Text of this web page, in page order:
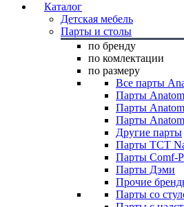
Каталог
Детская мебель
Парты и столы
по бренду
по комлектации
по размеру
Все парты
Парты
Парты
Парты
Другие парты
Парты TCT
Парты Comf-
Парты Дэми
Прочие
Парты со